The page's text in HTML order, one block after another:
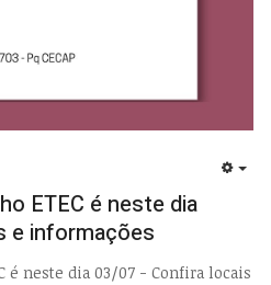
ETEC é neste dia
e informações
é neste dia 03/07 - Confira locais